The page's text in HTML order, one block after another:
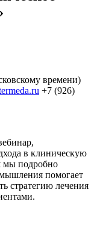
времени)
+7 (926)
в клиническую
мы подробно
помогает
стратегию лечения